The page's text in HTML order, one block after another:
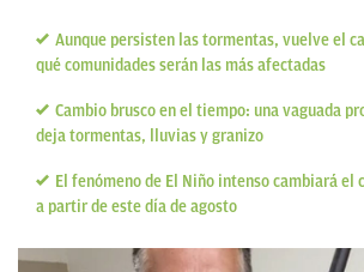
Aunque persisten las tormentas, vuelve el
qué comunidades serán las más afectadas
Cambio brusco en el tiempo: una vaguada
deja tormentas, lluvias y granizo
El fenómeno de El Niño intenso cambiará el
a partir de este día de agosto